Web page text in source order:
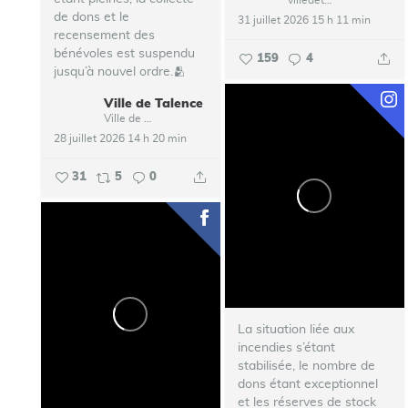
31 juillet 2026 15 h 11 min
159 4
de dons et le
recensement des
bénévoles est suspendu
jusqu’à nouvel ordre.🫂
Ville de Talence
28 juillet 2026 14 h 20 min
31 5 0
La situation liée aux
incendies s’étant
stabilisée, le nombre de
dons étant exceptionnel
et les réserves de stock